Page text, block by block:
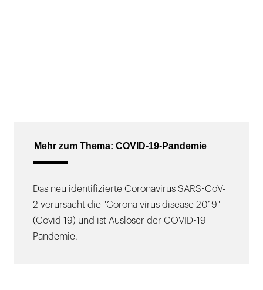
Mehr zum Thema: COVID-19-Pandemie
Das neu identifizierte Coronavirus SARS-CoV-
2 verursacht die "Corona virus disease 2019"
(Covid-19) und ist Auslöser der COVID-19-
Pandemie.